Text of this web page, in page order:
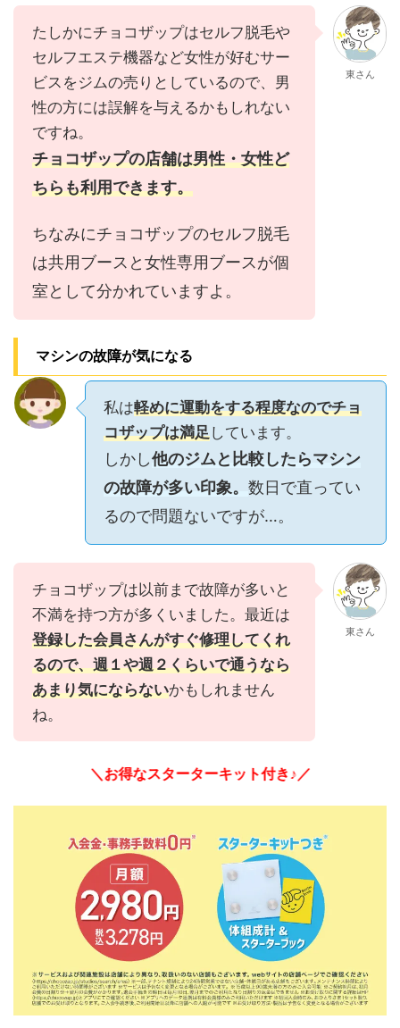
たしかにチョコザップはセルフ脱毛や
セルフエステ機器など女性が好むサー
ビスをジムの売りとしているので、男
性の方には誤解を与えるかもしれない
ですね。
チョコザップの店舗は男性・女性ど
ちらも利用できます。
ちなみにチョコザップのセルフ脱毛
は共用ブースと女性専用ブースが個
室として分かれていますよ。
東さん
マシンの故障が気になる
私は軽めに運動をする程度なのでチョ
コザップは満足しています。
しかし他のジムと比較したらマシン
の故障が多い印象。 数日で直ってい
るので問題ないですが…。
チョコザップは以前まで故障が多いと
不満を持つ方が多くいました。最近は
登録した会員さんがすぐ修理してくれ
るので、週１や週２くらいで通うなら
あまり気にならないかもしれません
ね。
東さん
＼お得なスターターキット付き♪／